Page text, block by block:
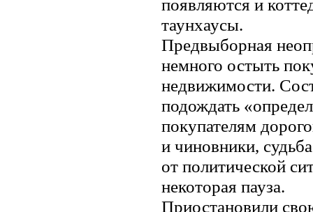
появляются и
таунхаусы.
Предвыборная
немного остыть
недвижимости.
подождать
покупателям
и чиновники,
от политической
некоторая пауза.
Приостановили